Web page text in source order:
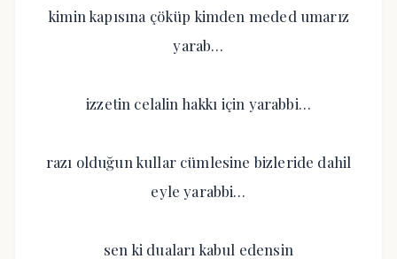
kimin kapısına çöküp kimden meded umarız
yarab…
izzetin celalin hakkı için yarabbi…
razı olduğun kullar cümlesine bizleride dahil
eyle yarabbi…
sen ki duaları kabul edensin